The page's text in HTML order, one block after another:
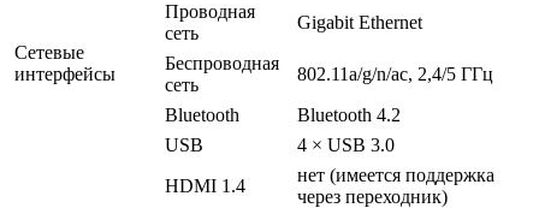
Сетевые
интерфейсы
Проводная
сеть
Gigabit Ethernet
Беспроводная
сеть
802.11a/g/n/ac, 2,4/5 ГГц
Bluetooth
Bluetooth 4.2
USB
4 × USB 3.0
HDMI 1.4
нет (имеется поддержка
через переходник)